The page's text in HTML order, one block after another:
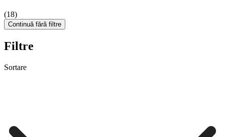
(18)
Continuă fără filtre
Filtre
Sortare